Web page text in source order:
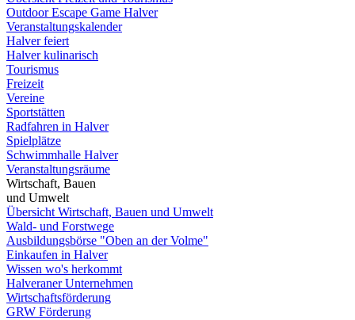
Outdoor Escape Game Halver
Veranstaltungskalender
Halver feiert
Halver kulinarisch
Tourismus
Freizeit
Vereine
Sportstätten
Radfahren in Halver
Spielplätze
Schwimmhalle Halver
Veranstaltungsräume
Wirtschaft, Bauen
und Umwelt
Übersicht Wirtschaft, Bauen und Umwelt
Wald- und Forstwege
Ausbildungsbörse "Oben an der Volme"
Einkaufen in Halver
Wissen wo's herkommt
Halveraner Unternehmen
Wirtschaftsförderung
GRW Förderung